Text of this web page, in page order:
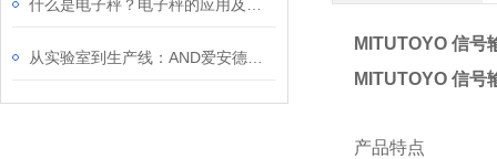
MITUTOYO 信号
MITUTOYO 信号
产品特点